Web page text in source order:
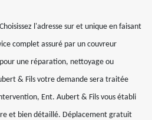
l'adresse sur et unique en faisant
complet assuré par un couvreur
une réparation, nettoyage ou
& Fils votre demande sera traitée
Ent. Aubert & Fils vous établi
et bien détaillé. Déplacement gratuit